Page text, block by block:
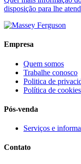
disposição para lhe
Empresa
Quem somos
Trabalhe conosco
Politica de
Política de cookies
Pós-venda
Serviços e
Contato